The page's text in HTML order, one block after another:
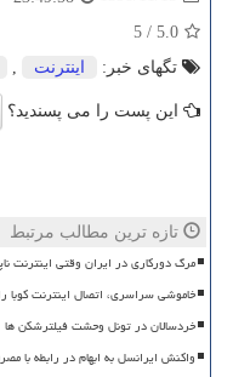
5.0
/
5
تگهای خبر:
اینترنت
این پست را می پسندید؟
تازه ترین مطالب مرتبط
مرگ دورکاری در ایران وقتی اینترنت
خاموشی سراسری، اتصال اینترنت کوبا
خردسالان در تونل وحشت فیلترشکن ها
واکنش ایرانسل به ابهام در رابطه با